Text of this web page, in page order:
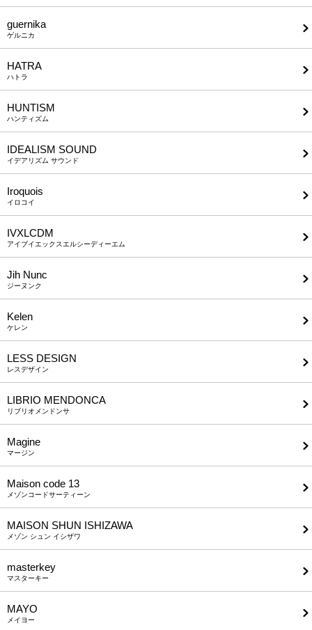
guernika
ゲルニカ
HATRA
ハトラ
HUNTISM
ハンティズム
IDEALISM SOUND
イデアリズム サウンド
Iroquois
イロコイ
IVXLCDM
アイブイエックスエルシーディーエム
Jih Nunc
ジーヌンク
Kelen
ケレン
LESS DESIGN
レスデザイン
LIBRIO MENDONCA
リブリオメンドンサ
Magine
マージン
Maison code 13
メゾンコードサーティーン
MAISON SHUN ISHIZAWA
メゾン シュン イシザワ
masterkey
マスターキー
MAYO
メイヨー